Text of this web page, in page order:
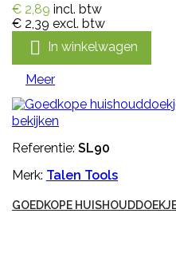
€ 2,89 incl. btw
€ 2,39 excl. btw
 In winkelwagen
Meer
bekijken
Referentie: SL90
Merk: Talen Tools
GOEDKOPE